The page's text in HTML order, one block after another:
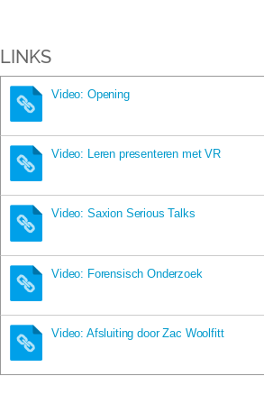
LINKS
Video: Opening
Video: Leren presenteren met VR
Video: Saxion Serious Talks
Video: Forensisch Onderzoek
Video: Afsluiting door Zac Woolfitt